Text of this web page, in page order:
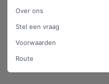
Over ons
Stel een vraag
Voorwaarden
Route